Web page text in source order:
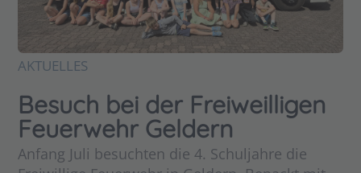
AKTUELLES
Besuch bei der Freiweilligen
Feuerwehr Geldern
Anfang Juli besuchten die 4. Schuljahre die